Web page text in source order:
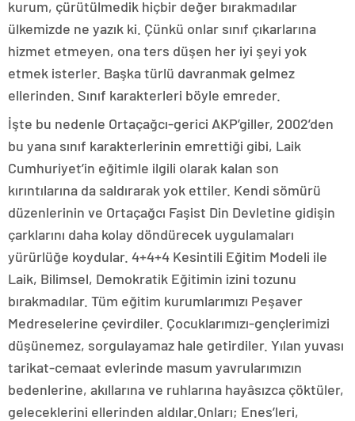
kurum, çürütülmedik hiçbir değer bırakmadılar
ülkemizde ne yazık ki. Çünkü onlar sınıf çıkarlarına
hizmet etmeyen, ona ters düşen her iyi şeyi yok
etmek isterler. Başka türlü davranmak gelmez
ellerinden. Sınıf karakterleri böyle emreder.
İşte bu nedenle Ortaçağcı-gerici AKP’giller, 2002’den
bu yana sınıf karakterlerinin emrettiği gibi, Laik
Cumhuriyet’in eğitimle ilgili olarak kalan son
kırıntılarına da saldırarak yok ettiler. Kendi sömürü
düzenlerinin ve Ortaçağcı Faşist Din Devletine gidişin
çarklarını daha kolay döndürecek uygulamaları
yürürlüğe koydular. 4+4+4 Kesintili Eğitim Modeli ile
Laik, Bilimsel, Demokratik Eğitimin izini tozunu
bırakmadılar. Tüm eğitim kurumlarımızı Peşaver
Medreselerine çevirdiler. Çocuklarımızı-gençlerimizi
düşünemez, sorgulayamaz hale getirdiler. Yılan yuvası
tarikat-cemaat evlerinde masum yavrularımızın
bedenlerine, akıllarına ve ruhlarına hayâsızca çöktüler,
geleceklerini ellerinden aldılar.Onları; Enes’leri,